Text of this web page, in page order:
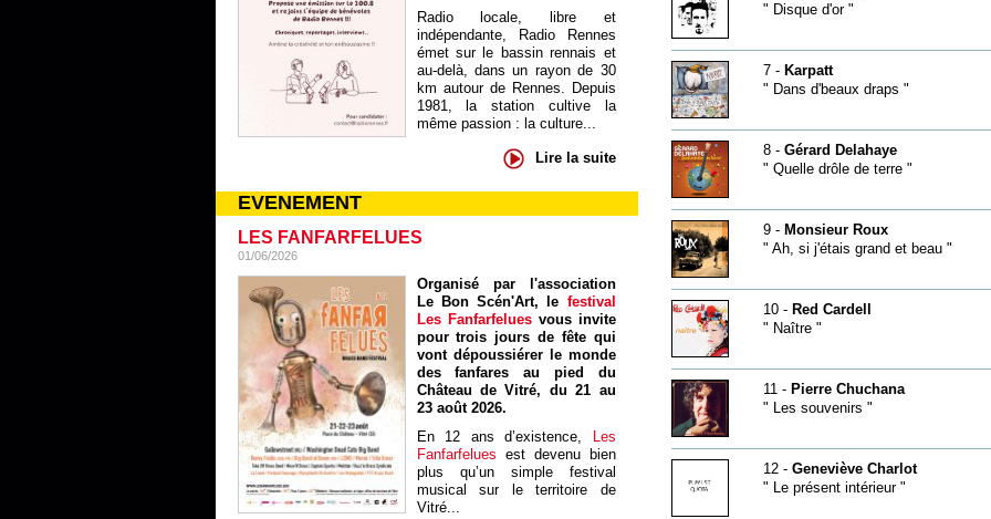
Radio locale, libre et
indépendante, Radio Rennes
émet sur le bassin rennais et
au-delà, dans un rayon de 30
km autour de Rennes. Depuis
1981, la station cultive la
même passion : la culture...
Lire la suite
EVENEMENT
LES FANFARFELUES
01/06/2026
Organisé par l'association
Le Bon Scén'Art, le festival
Les Fanfarfelues vous invite
pour trois jours de fête qui
vont dépoussiérer le monde
des fanfares au pied du
Château de Vitré, du 21 au
23 août 2026.
En 12 ans d’existence, Les
Fanfarfelues est devenu bien
plus qu’un simple festival
musical sur le territoire de
Vitré...
" Disque d'or "
7 - Karpatt
" Dans d'beaux draps "
8 - Gérard Delahaye
" Quelle drôle de terre "
9 - Monsieur Roux
" Ah, si j'étais grand et beau "
10 - Red Cardell
" Naître "
11 - Pierre Chuchana
" Les souvenirs "
12 - Geneviève Charlot
" Le présent intérieur "